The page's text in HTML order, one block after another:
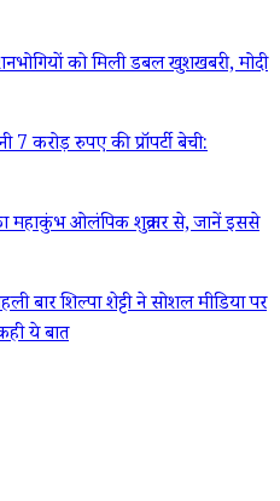
को मिली डबल खुशखबरी, मोदी
रुपए की प्रॉपर्टी बेची:
ओलंपिक शुक्रवार से, जानें इससे
बार शिल्पा शेट्टी ने सोशल मीडिया पर
ये बात